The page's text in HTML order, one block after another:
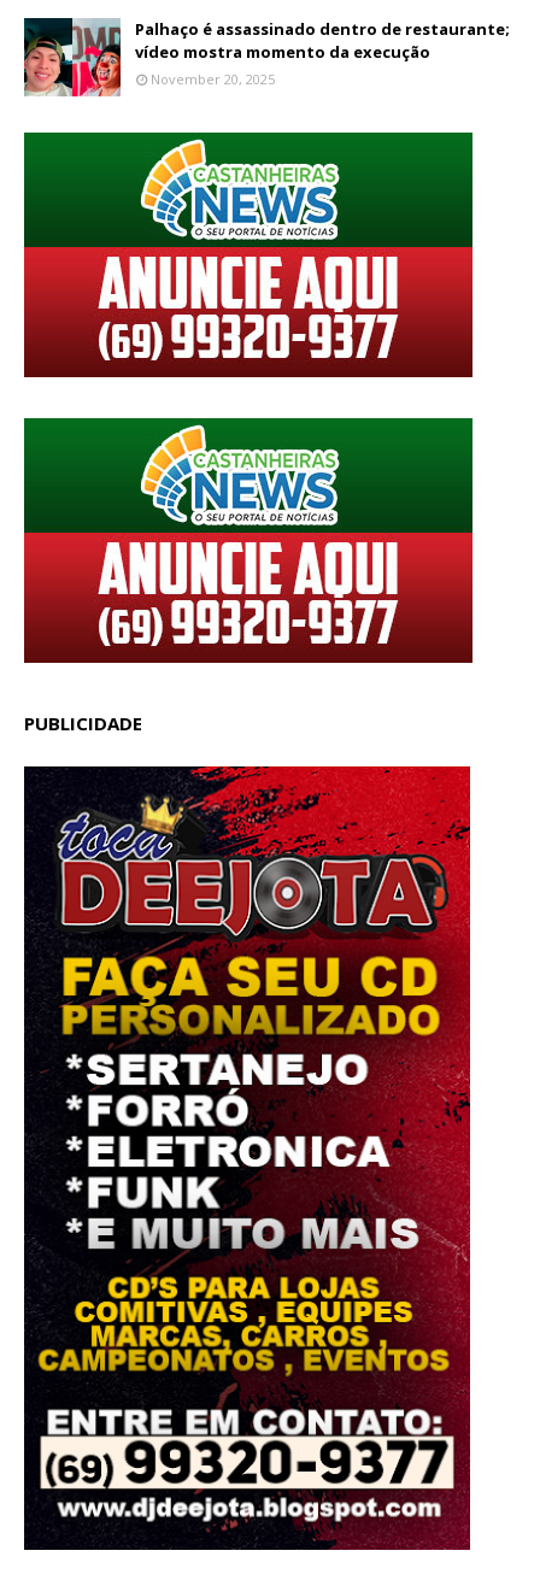
Palhaço é assassinado dentro de restaurante;
vídeo mostra momento da execução
November 20, 2025
PUBLICIDADE